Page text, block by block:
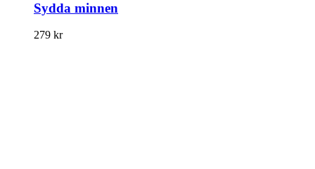
Sydda minnen
279 kr